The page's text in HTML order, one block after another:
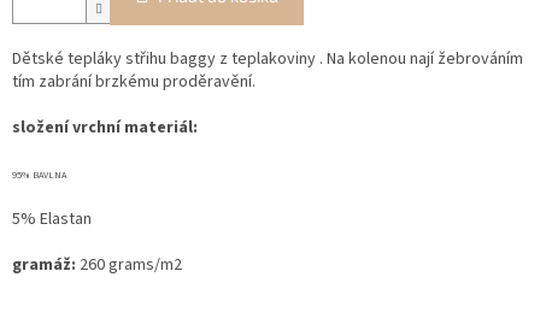
Dětské tepláky střihu baggy z teplakoviny . Na kolenou nají žebrováním
tím zabrání brzkému proděravění.
složení vrchní materiál:
95% BAVLNA
5% Elastan
gramáž: 260 grams/m2